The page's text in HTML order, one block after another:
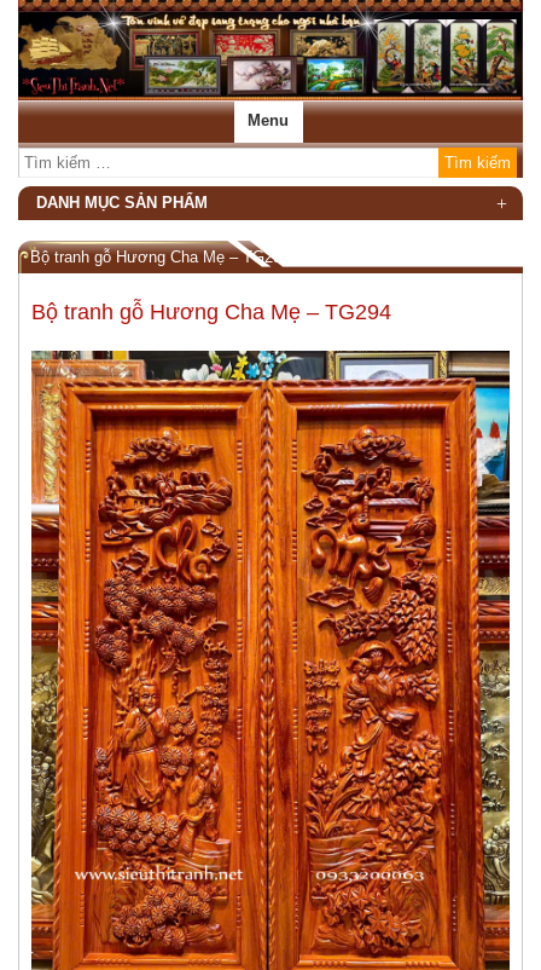
Menu
DANH MỤC SẢN PHẨM
Bộ tranh gỗ Hương Cha Mẹ – TG294
Bộ tranh gỗ Hương Cha Mẹ – TG294